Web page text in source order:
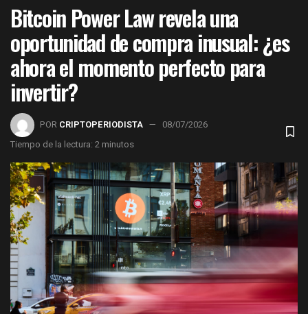
Bitcoin Power Law revela una
oportunidad de compra inusual: ¿es
ahora el momento perfecto para
invertir?
POR CRIPTOPERIODISTA
08/07/2026
Tiempo de la lectura: 2 minutos